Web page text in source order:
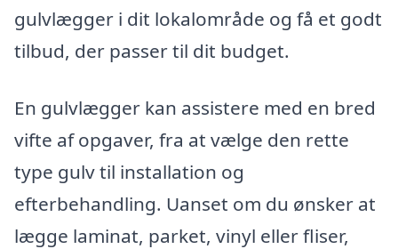
gulvlægger i dit lokalområde og få et godt
tilbud, der passer til dit budget.
En gulvlægger kan assistere med en bred
vifte af opgaver, fra at vælge den rette
type gulv til installation og
efterbehandling. Uanset om du ønsker at
lægge laminat, parket, vinyl eller fliser,